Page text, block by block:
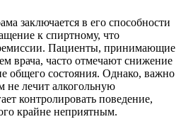
заключается в его способности
к спиртному, что
Пациенты, принимающие
врача, часто отмечают снижение
общего состояния. Однако, важно
не лечит алкогольную
контролировать поведение,
крайне неприятным.